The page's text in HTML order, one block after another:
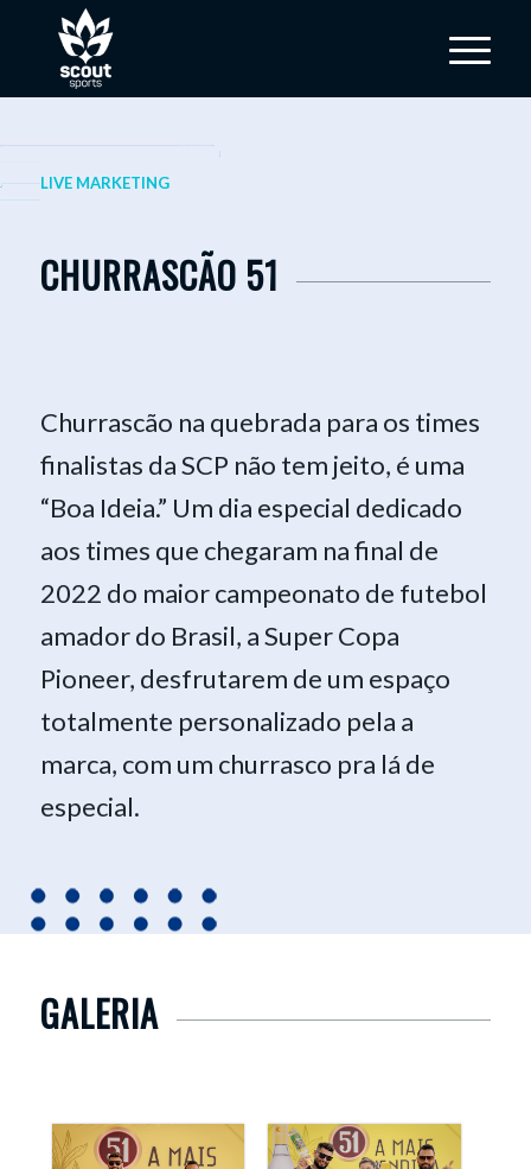
image for this video in your wordpress
LIVE MARKETING
CHURRASCÃO 51
Churrascão na quebrada para os times
finalistas da SCP não tem jeito, é uma
“Boa Ideia.” Um dia especial dedicado
aos times que chegaram na final de
2022 do maior campeonato de futebol
amador do Brasil, a Super Copa
Pioneer, desfrutarem de um espaço
totalmente personalizado pela a
marca, com um churrasco pra lá de
especial.
GALERIA